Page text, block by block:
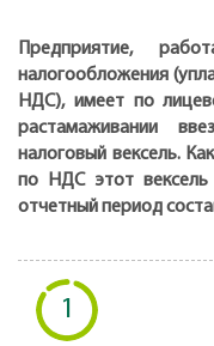
Предприятие,
налогообложения
НДС), имеет по
растамаживании
налоговый вексель.
по НДС этот вексель
отчетный период
1